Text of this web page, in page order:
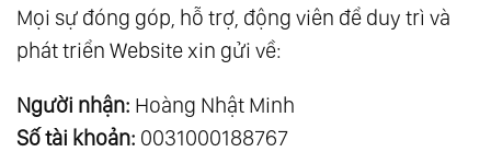
Mọi sự đóng góp, hỗ trợ, động viên để duy trì và
phát triển Website xin gửi về:
Người nhận: Hoàng Nhật Minh
Số tài khoản: 0031000188767